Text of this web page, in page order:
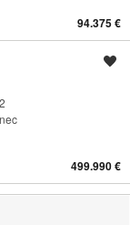
94.375 €
499.990 €